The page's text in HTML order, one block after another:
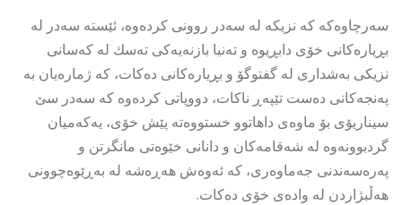
سەرچاوەكە كە نزیكە لە سەدر روونی كردەوە، ئێستە سەدر لە
بڕیارەكانی خۆی دابڕیوە و تەنیا بازنەیەكی تەسك لە كەسانی
نزیكی بەشداری لە گفتوگۆ و بڕیارەكانی دەكات، كە ژمارەیان بە
پەنجەكانی دەست تێپەڕ ناكات، دووپاتی كردەوە كە سەدر سێ
سیناریۆی بۆ ماوەی داهاتوو خستووەتە پێش خۆی، یەكەمیان
گردبوونەوە لە شەقامەكان و دانانی خێوەتی مانگرتن و
پەرەسەندنی جەماوەری، كە ئەوەش هەڕەشە لە بەڕێوەچوونی
هەڵبژاردن لە وادەی خۆی دەكات.